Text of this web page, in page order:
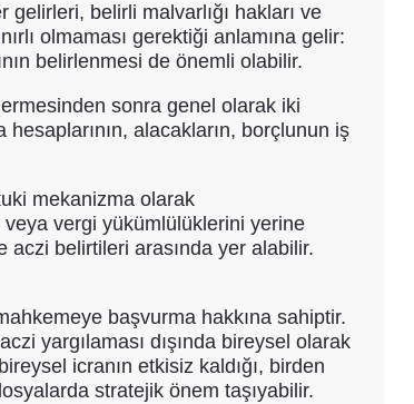
belirli malvarlığı hakları ve
olmaması gerektiği anlamına gelir:
belirlenmesi de önemli olabilir.
sonra genel olarak iki
alacakların, borçlunun iş
mekanizma olarak
veya vergi yükümlülüklerini yerine
belirtileri arasında yer alabilir.
başvurma hakkına sahiptir.
yargılaması dışında bireysel olarak
icranın etkisiz kaldığı, birden
stratejik önem taşıyabilir.